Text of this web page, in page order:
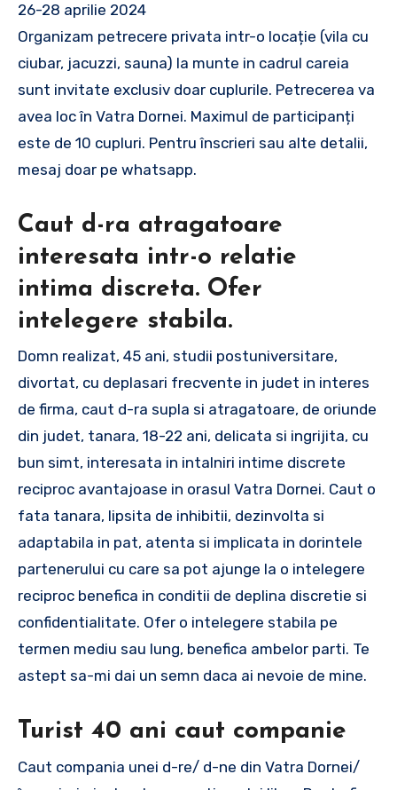
26-28 aprilie 2024
Organizam petrecere privata intr-o locație (vila cu
ciubar, jacuzzi, sauna) la munte in cadrul careia
sunt invitate exclusiv doar cuplurile. Petrecerea va
avea loc în Vatra Dornei. Maximul de participanți
este de 10 cupluri. Pentru înscrieri sau alte detalii,
mesaj doar pe whatsapp.
Caut d-ra atragatoare
interesata intr-o relatie
intima discreta. Ofer
intelegere stabila.
Domn realizat, 45 ani, studii postuniversitare,
divortat, cu deplasari frecvente in judet in interes
de firma, caut d-ra supla si atragatoare, de oriunde
din judet, tanara, 18-22 ani, delicata si ingrijita, cu
bun simt, interesata in intalniri intime discrete
reciproc avantajoase in orasul Vatra Dornei. Caut o
fata tanara, lipsita de inhibitii, dezinvolta si
adaptabila in pat, atenta si implicata in dorintele
partenerului cu care sa pot ajunge la o intelegere
reciproc benefica in conditii de deplina discretie si
confidentialitate. Ofer o intelegere stabila pe
termen mediu sau lung, benefica ambelor parti. Te
astept sa-mi dai un semn daca ai nevoie de mine.
Turist 40 ani caut companie
Caut compania unei d-re/ d-ne din Vatra Dornei/